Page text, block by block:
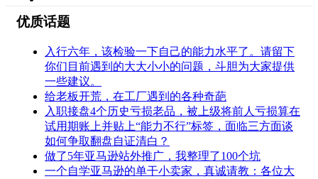
优质话题
入行六年，该检验一下自己的能力水平了。请留下
你们目前遇到的大大小小的问题，斗胆为大家提供
一些建议。
给老板开荒，在工厂遇到的各种奇葩
入职接盘4个历史亏损老品，被上级将前人亏损算在
试用期账上并贴上“能力不行”标签，面临三方面谈
如何争取翻盘自证清白？
做了5年亚马逊站外推广，我整理了100个坑
一个自学亚马逊的单干小卖家，真诚请教：各位大